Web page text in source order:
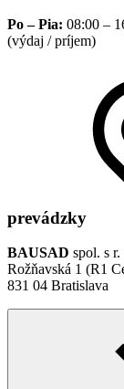
Po – Pia: 08:00 –
(výdaj / príjem)
prevádzky
BAUSAD spol. s r.
Rožňavská 1 (R1
831 04 Bratislava